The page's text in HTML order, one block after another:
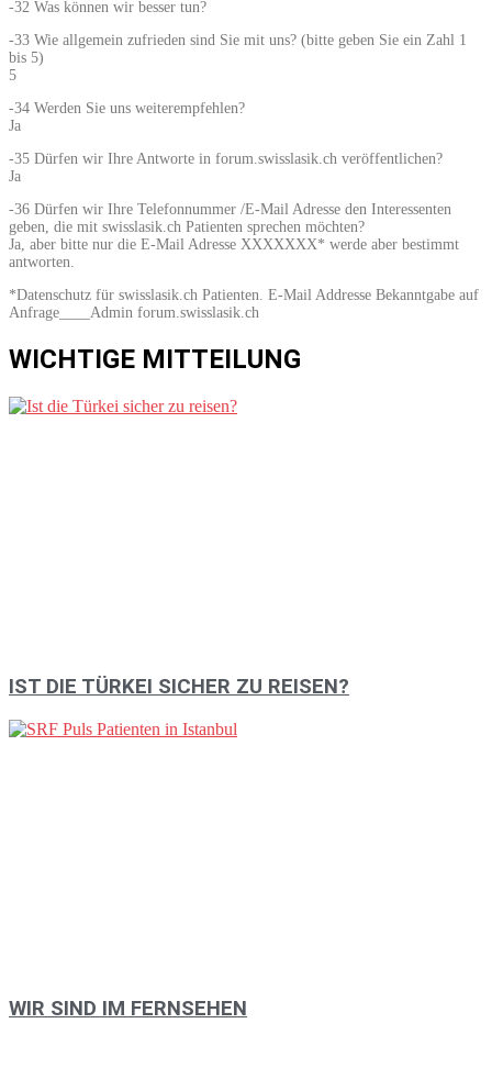
-32 Was können wir besser tun?
-33 Wie allgemein zufrieden sind Sie mit uns? (bitte geben Sie ein Zahl 1
bis 5)
5
-34 Werden Sie uns weiterempfehlen?
Ja
-35 Dürfen wir Ihre Antworte in forum.swisslasik.ch veröffentlichen?
Ja
-36 Dürfen wir Ihre Telefonnummer /E-Mail Adresse den Interessenten
geben, die mit swisslasik.ch Patienten sprechen möchten?
Ja, aber bitte nur die E-Mail Adresse XXXXXXX* werde aber bestimmt
antworten.
*Datenschutz für swisslasik.ch Patienten. E-Mail Addresse Bekanntgabe auf
Anfrage____Admin forum.swisslasik.ch
WICHTIGE MITTEILUNG
IST DIE TÜRKEI SICHER ZU REISEN?
WIR SIND IM FERNSEHEN